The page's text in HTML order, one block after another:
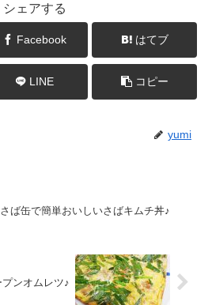
シェアする
Facebook はてブ
LINE コピー
yumi
さば缶で簡単おいしいさばキムチ丼♪
ンオムレツ♪